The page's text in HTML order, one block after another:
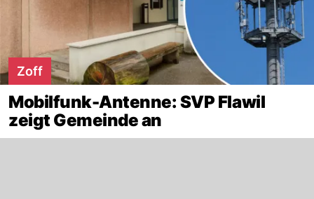
Zoff
Mobilfunk-Antenne: SVP Flawil
zeigt Gemeinde an